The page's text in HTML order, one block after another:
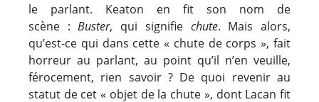
le parlant. Keaton en fit son nom de
scène :Buster, qui signifie chute. Mais alors,
qu’est-ce qui dans cette « chute de corps », fait
horreur au parlant, au point qu’il n’en veuille,
férocement, rien savoir ? De quoi revenir au
statut de cet « objet de la chute », dont Lacan fit